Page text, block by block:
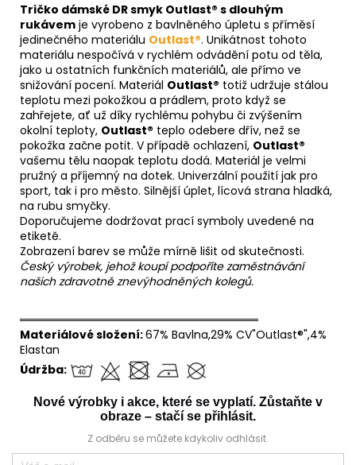
Tričko dámské DR smyk Outlast® s dlouhým
rukávem je vyrobeno z bavlněného úpletu s příměsí
jedinečného materiálu Outlast®. Unikátnost tohoto
materiálu nespočívá v rychlém odvádění potu od těla,
jako u ostatních funkčních materiálů, ale přímo ve
snižování pocení. Materiál Outlast® totiž udržuje stálou
teplotu mezi pokožkou a prádlem, proto když se
zahřejete, ať už díky rychlému pohybu či zvýšením
okolní teploty, Outlast® teplo odebere dřív, než se
pokožka začne potit. V případě ochlazení, Outlast®
vašemu tělu naopak teplotu dodá. Materiál je velmi
pružný a příjemný na dotek. Univerzální použití jak pro
sport, tak i pro město. Silnější úplet, lícová strana hladká,
na rubu smyčky.
Doporučujeme dodržovat prací symboly uvedené na
etiketě.
Zobrazení barev se může mírně lišit od skutečnosti.
Český výrobek, jehož koupí podpoříte zaměstnávání
našich zdravotně znevýhodněných kolegů.
══════════════════════════════
Materiálové složení:67% Bavlna,29% CV"Outlast®",4%
Elastan
Údržba:
Nové výrobky i akce, které se vyplatí. Zůstaňte v
obraze – stačí se přihlásit.
Z odběru se můžete kdykoliv odhlásit.